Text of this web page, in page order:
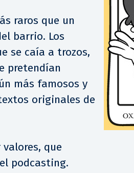
raros que un
barrio. Los
se caía a trozos,
pretendían
más famosos y
originales de
que
podcasting.